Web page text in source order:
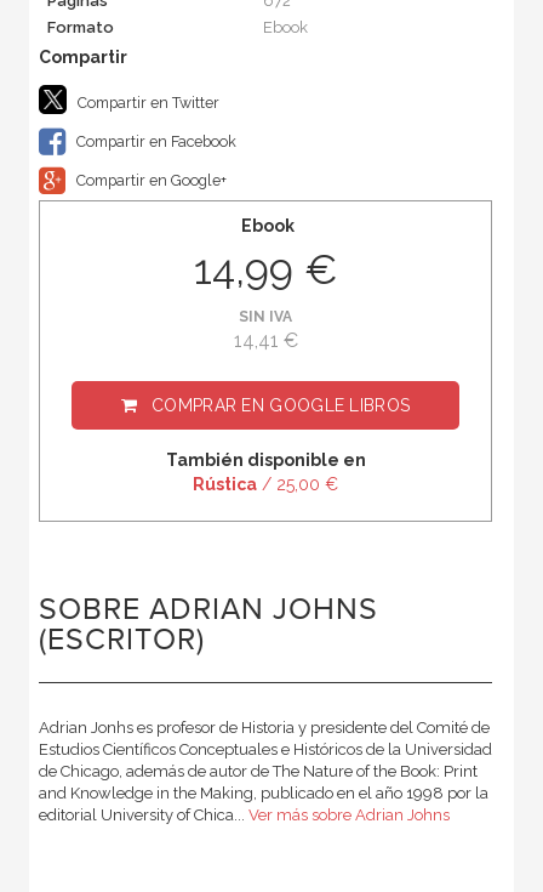
Formato
Ebook
Compartir en Twitter
Compartir en Facebook
Compartir en Google+
Ebook
14,99 €
SIN IVA
14,41 €
COMPRAR EN GOOGLE LIBROS
También disponible en
Rústica / 25,00 €
SOBRE ADRIAN JOHNS
(ESCRITOR)
Adrian Jonhs es profesor de Historia y presidente del Comité de
Estudios Científicos Conceptuales e Históricos de la Universidad
de Chicago, además de autor de The Nature of the Book: Print
and Knowledge in the Making, publicado en el año 1998 por la
editorial University of Chica... Ver más sobre Adrian Johns